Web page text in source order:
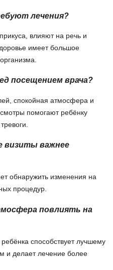
лечения?
влияют на речь и
имеет большое
посещением врача?
спокойная атмосфера и
помогают ребёнку
визиты важнее
обнаружить изменения на
процедур.
повлиять на
способствует лучшему
и делает лечение более